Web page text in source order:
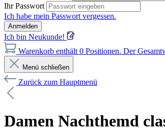
Ihr Passwort
Ich habe mein Passwort vergessen.
Anmelden
Ich bin Neukunde!
Warenkorb enthält 0 Positionen. Der
Menü schließen
Zurück zum Hauptmenü
Damen Nachthemd